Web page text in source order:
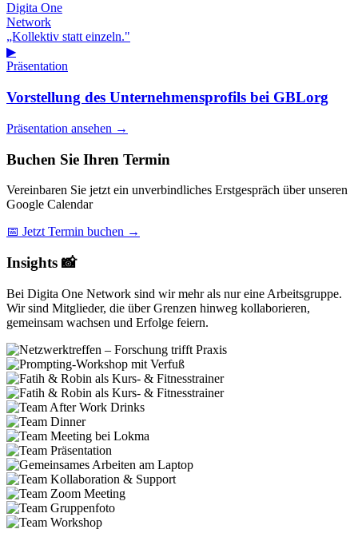
Digita One
Network
„Kollektiv statt einzeln."
▶
Präsentation
Vorstellung des Unternehmensprofils bei GBLorg
Präsentation ansehen →
Buchen Sie Ihren Termin
Vereinbaren Sie jetzt ein unverbindliches Erstgespräch über unseren
Google Calendar
📅 Jetzt Termin buchen →
Insights 📸
Bei Digita One Network sind wir mehr als nur eine Arbeitsgruppe.
Wir sind Mitglieder, die über Grenzen hinweg kollaborieren,
gemeinsam wachsen und Erfolge feiern.